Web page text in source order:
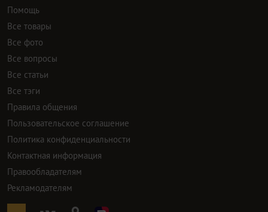
Помощь
Все товары
Все фото
Все вопросы
Все статьи
Все тэги
Правила общения
Пользовательское соглашение
Политика конфиденциальности
Контактная информация
Правообладателям
Рекламодателям